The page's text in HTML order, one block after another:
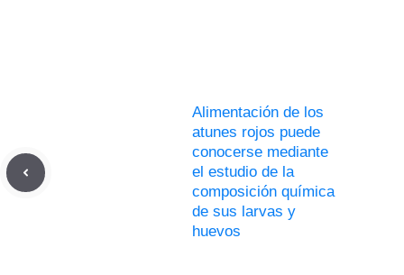
Alimentación de los
atunes rojos puede
conocerse mediante
el estudio de la
composición química
de sus larvas y
huevos